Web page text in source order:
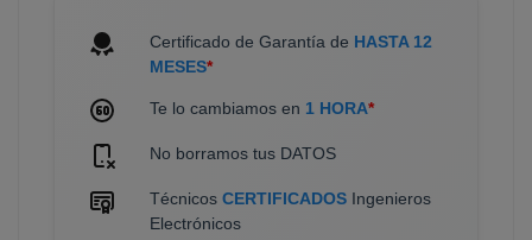
Certificado de Garantía de HASTA 12
MESES*
Te lo cambiamos en 1 HORA*
No borramos tus DATOS
Técnicos CERTIFICADOS Ingenieros
Electrónicos